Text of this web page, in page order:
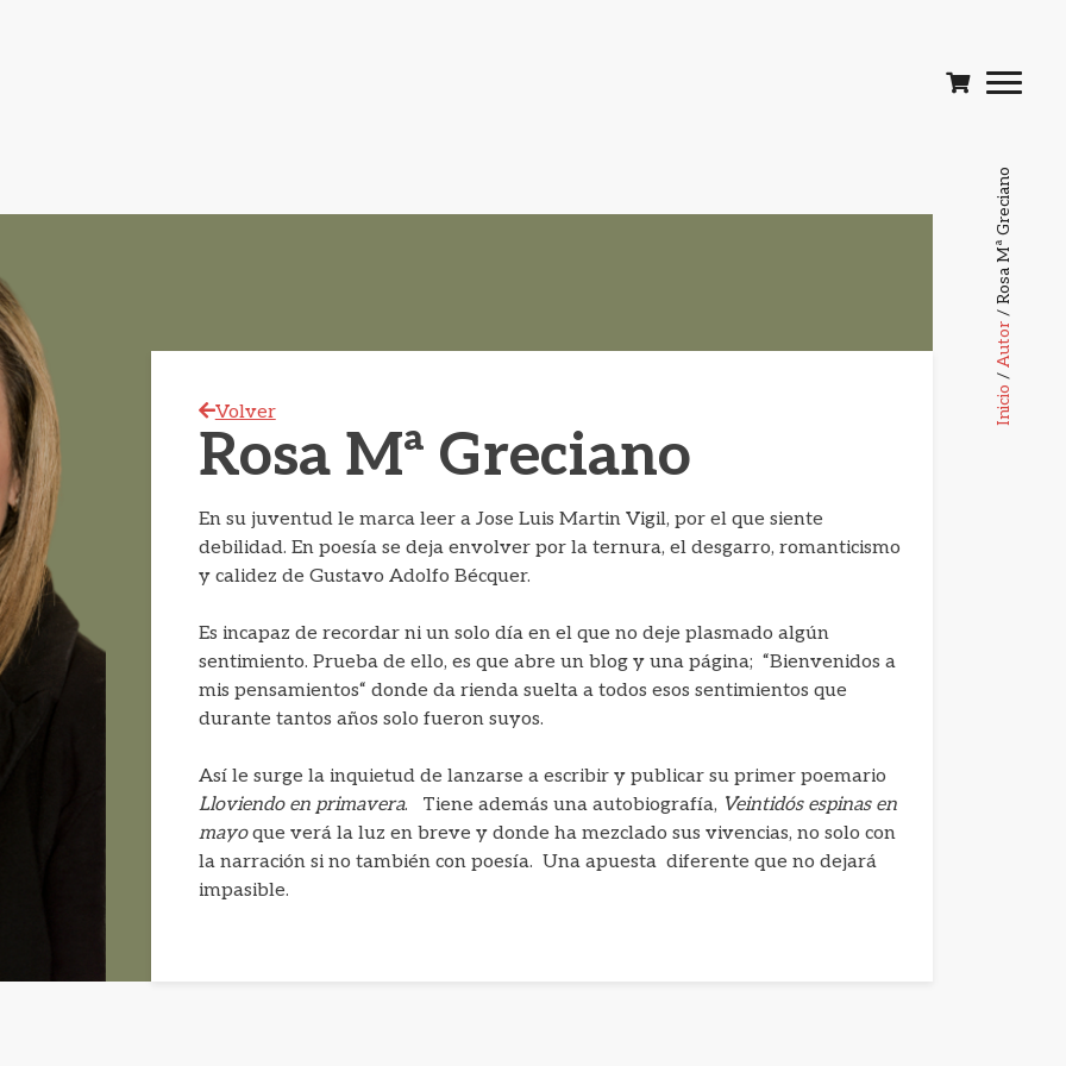
Inicio
/
Autor
/ Rosa Mª Greciano
Volver
Rosa Mª Greciano
En su juventud le marca leer a Jose Luis Martin Vigil, por el que siente
debilidad. En poesía se deja envolver por la ternura, el desgarro, romanticismo
y calidez de Gustavo Adolfo Bécquer.
Es incapaz de recordar ni un solo día en el que no deje plasmado algún
sentimiento. Prueba de ello, es que abre un blog y una página; “Bienvenidos a
mis pensamientos“ donde da rienda suelta a todos esos sentimientos que
durante tantos años solo fueron suyos.
Así le surge la inquietud de lanzarse a escribir y publicar su primer poemario
Lloviendo en primavera. Tiene además una autobiografía, Veintidós espinas en
mayoque verá la luz en breve y donde ha mezclado sus vivencias, no solo con
la narración si no también con poesía. Una apuesta diferente que no dejará
impasible.